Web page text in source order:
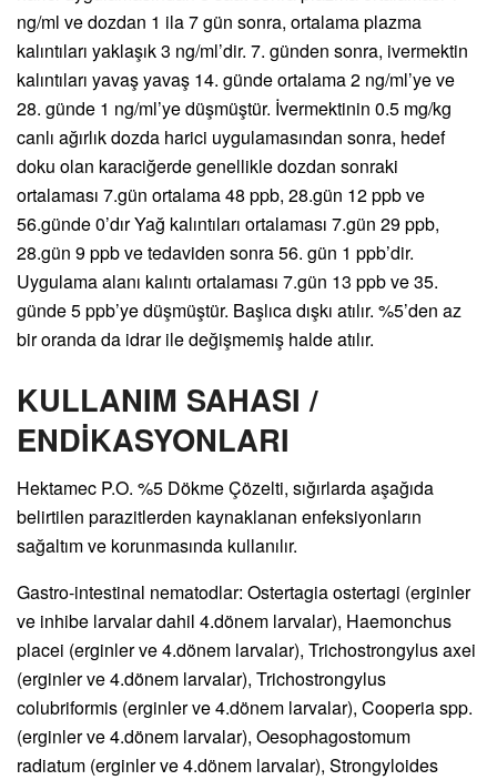
ng/ml ve dozdan 1 ila 7 gün sonra, ortalama plazma
kalıntıları yaklaşık 3 ng/ml’dir. 7. günden sonra, ivermektin
kalıntıları yavaş yavaş 14. günde ortalama 2 ng/ml’ye ve
28. günde 1 ng/ml’ye düşmüştür. İvermektinin 0.5 mg/kg
canlı ağırlık dozda harici uygulamasından sonra, hedef
doku olan karaciğerde genellikle dozdan sonraki
ortalaması 7.gün ortalama 48 ppb, 28.gün 12 ppb ve
56.günde 0’dır Yağ kalıntıları ortalaması 7.gün 29 ppb,
28.gün 9 ppb ve tedaviden sonra 56. gün 1 ppb’dir.
Uygulama alanı kalıntı ortalaması 7.gün 13 ppb ve 35.
günde 5 ppb’ye düşmüştür. Başlıca dışkı atılır. %5’den az
bir oranda da idrar ile değişmemiş halde atılır.
KULLANIM SAHASI /
ENDİKASYONLARI
Hektamec P.O. %5 Dökme Çözelti, sığırlarda aşağıda
belirtilen parazitlerden kaynaklanan enfeksiyonların
sağaltım ve korunmasında kullanılır.
Gastro-intestinal nematodlar: Ostertagia ostertagi (erginler
ve inhibe larvalar dahil 4.dönem larvalar), Haemonchus
placei (erginler ve 4.dönem larvalar), Trichostrongylus axei
(erginler ve 4.dönem larvalar), Trichostrongylus
colubriformis (erginler ve 4.dönem larvalar), Cooperia spp.
(erginler ve 4.dönem larvalar), Oesophagostomum
radiatum (erginler ve 4.dönem larvalar), Strongyloides